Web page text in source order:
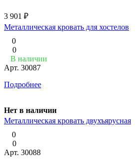
3 901 ₽
Металлическая кровать для хостелов
0
0
В наличии
Арт. 30087
Подробнее
Нет в наличии
Металлическая кровать двухъярусная
0
0
Арт. 30088